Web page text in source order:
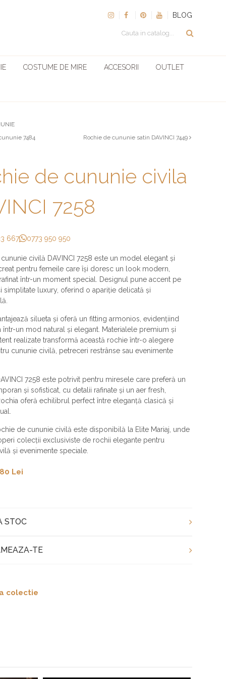
BLOG
COSTUME DE MIRE ACCESORII OUTLET
7484
Rochie de cununie satin DAVINCI 7449
de cununie civila
7258
667 0773 950 950
civilă DAVINCI 7258 este un model elegant și
pentru femeile care își doresc un look modern,
într-un moment special. Designul pune accent pe
simplitate luxury, oferind o apariție delicată și
silueta și oferă un fitting armonios, evidențiind
într-un mod natural și elegant. Materialele premium și
realizate transformă această rochie într-o alegere
cununie civilă, petreceri restrânse sau evenimente
7258 este potrivit pentru miresele care preferă un
și sofisticat, cu detalii rafinate și un aer fresh,
oferă echilibrul perfect între eleganță clasică și
de cununie civilă este disponibilă la Elite Mariaj, unde
colecții exclusiviste de rochii elegante pentru
și evenimente speciale.
Lei
STOC
TE
colectie